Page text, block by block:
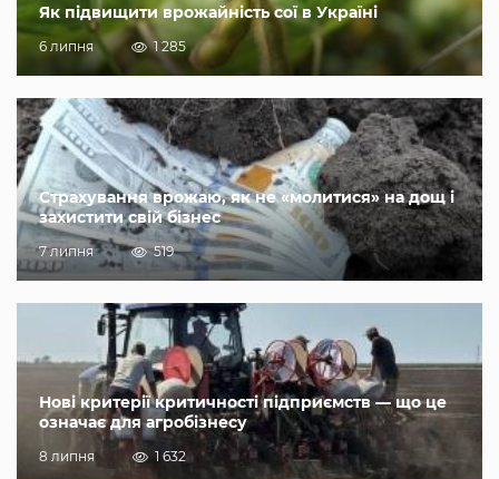
Як підвищити врожайність сої в Україні
6 липня 1 285
Страхування врожаю, як не «молитися» на дощ і
захистити свій бізнес
7 липня 519
Нові критерії критичності підприємств — що це
означає для агробізнесу
8 липня 1 632